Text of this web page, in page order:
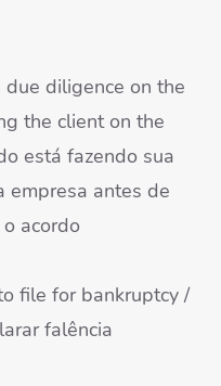
diligence on the
the client on the
está fazendo sua
empresa antes de
acordo
file for bankruptcy /
falência